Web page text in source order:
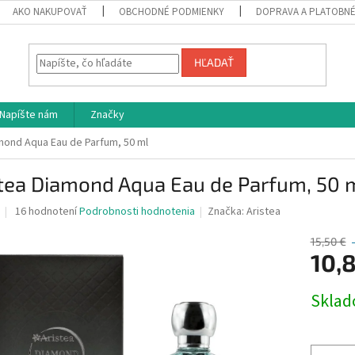
AKO NAKUPOVAŤ OBCHODNÉ PODMIENKY DOPRAVA A PLATOBNÉ
HĽADAŤ
Napíšte nám
Značky
Aqua Eau de Parfum, 50 ml
Diamond Aqua Eau de Parfum, 50
Priemerné
je
16 hodnoteníPodrobnosti hodnotenia Značka:Aristea
15,50 €
cena: